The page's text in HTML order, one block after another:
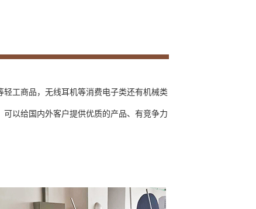
工商品，无线耳机等消费电子类还有机械类
以给国内外客户提供优质的产品、有竞争力